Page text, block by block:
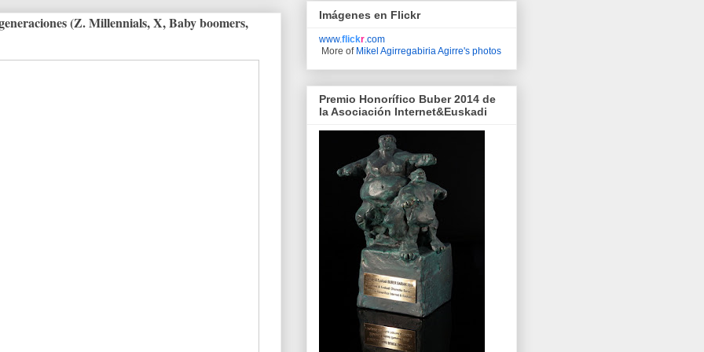
(Z. Millennials, X, Baby boomers, Imágenes en Flickr
www.flickr .com
More of Mikel Agirregabiria Agirre's photos
Premio Honorífico Buber 2014 de
la Asociación Internet&Euskadi